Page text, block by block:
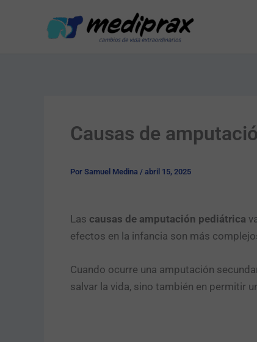
Causas de
Por Samuel Medina / abril 15, 2025
Las causas de amputación pediátrica
efectos en la infancia son más
Cuando ocurre una amputación
salvar la vida, sino también en permitir